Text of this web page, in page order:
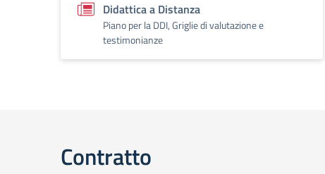
Didattica a Distanza
Piano per la DDI, Griglie di valutazione e
testimonianze
Contratto